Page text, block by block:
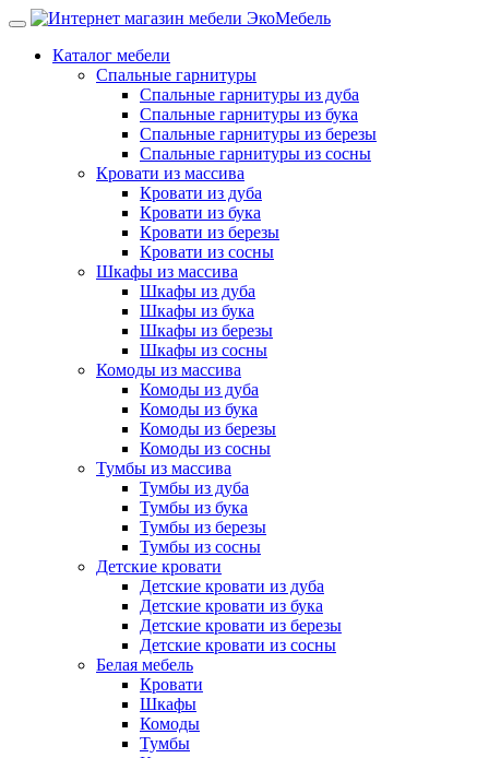
Каталог мебели
Спальные гарнитуры
Спальные гарнитуры из дуба
Спальные гарнитуры из бука
Спальные гарнитуры из березы
Спальные гарнитуры из сосны
Кровати из массива
Кровати из дуба
Кровати из бука
Кровати из березы
Кровати из сосны
Шкафы из массива
Шкафы из дуба
Шкафы из бука
Шкафы из березы
Шкафы из сосны
Комоды из массива
Комоды из дуба
Комоды из бука
Комоды из березы
Комоды из сосны
Тумбы из массива
Тумбы из дуба
Тумбы из бука
Тумбы из березы
Тумбы из сосны
Детские кровати
Детские кровати из дуба
Детские кровати из бука
Детские кровати из березы
Детские кровати из сосны
Белая мебель
Кровати
Шкафы
Комоды
Тумбы